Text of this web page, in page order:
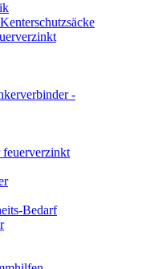
-
Bedarf